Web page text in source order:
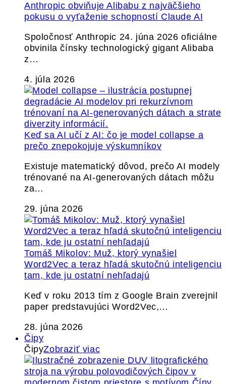
Anthropic obviňuje Alibabu z najväčšieho
pokusu o vyťaženie schopností Claude AI
Spoločnosť Anthropic 24. júna 2026 oficiálne
obvinila čínsky technologický gigant Alibaba
z…
4. júla 2026
Keď sa AI učí z AI: čo je model collapse a
prečo znepokojuje výskumníkov
Existuje matematický dôvod, prečo AI modely
trénované na AI-generovaných dátach môžu
za…
29. júna 2026
Tomáš Mikolov: Muž, ktorý vynašiel
Word2Vec a teraz hľadá skutočnú inteligenciu
tam, kde ju ostatní nehľadajú
Keď v roku 2013 tím z Google Brain zverejnil
paper predstavujúci Word2Vec,…
28. júna 2026
Čipy
ČipyZobraziť viac